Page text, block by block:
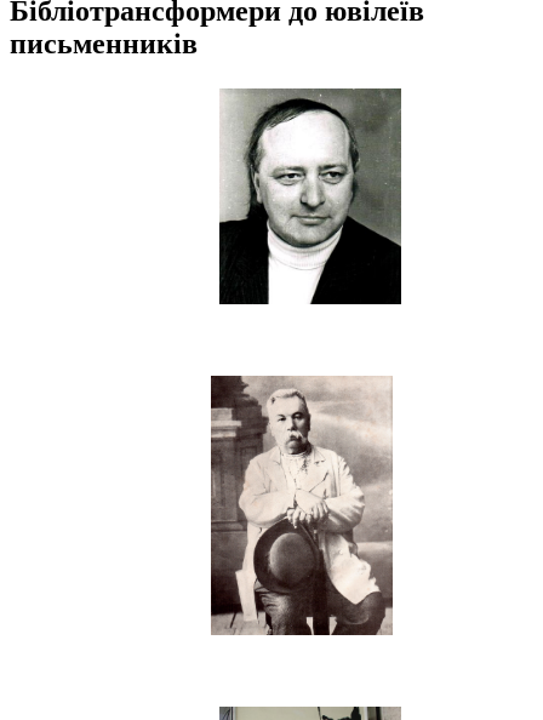
Бібліотрансформери до ювілеїв
письменників